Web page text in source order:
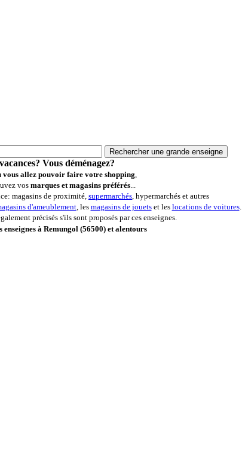
Vous déménagez?
vous allez pouvoir faire votre shopping,
vosmarques et magasins préférés...
magasins de proximité,supermarchés, hypermarchés et autres
d'ameublement, les magasins de jouetset les locations de voitures.
précisés s'ils sont proposés par ces enseignes.
enseignes à Remungol (56500) et alentours